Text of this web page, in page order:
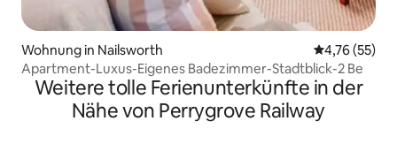
Wohnung in Nailsworth
4,76 (55)
Apartment-Luxus-Eigenes Badezimmer-Stadtblick-2 Be
Weitere tolle Ferienunterkünfte in der
Nähe von Perrygrove Railway